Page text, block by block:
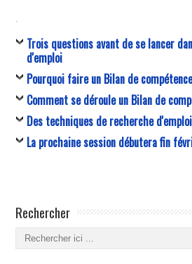
Trois questions avant de se lancer
d'emploi
Pourquoi faire un Bilan de
Comment se déroule un Bilan de
Des techniques de recherche d'emploi
La prochaine session débutera fin
Rechercher